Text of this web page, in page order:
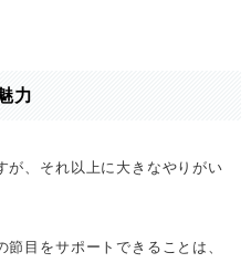
力
が、それ以上に大きなやりがい
目をサポートできることは、